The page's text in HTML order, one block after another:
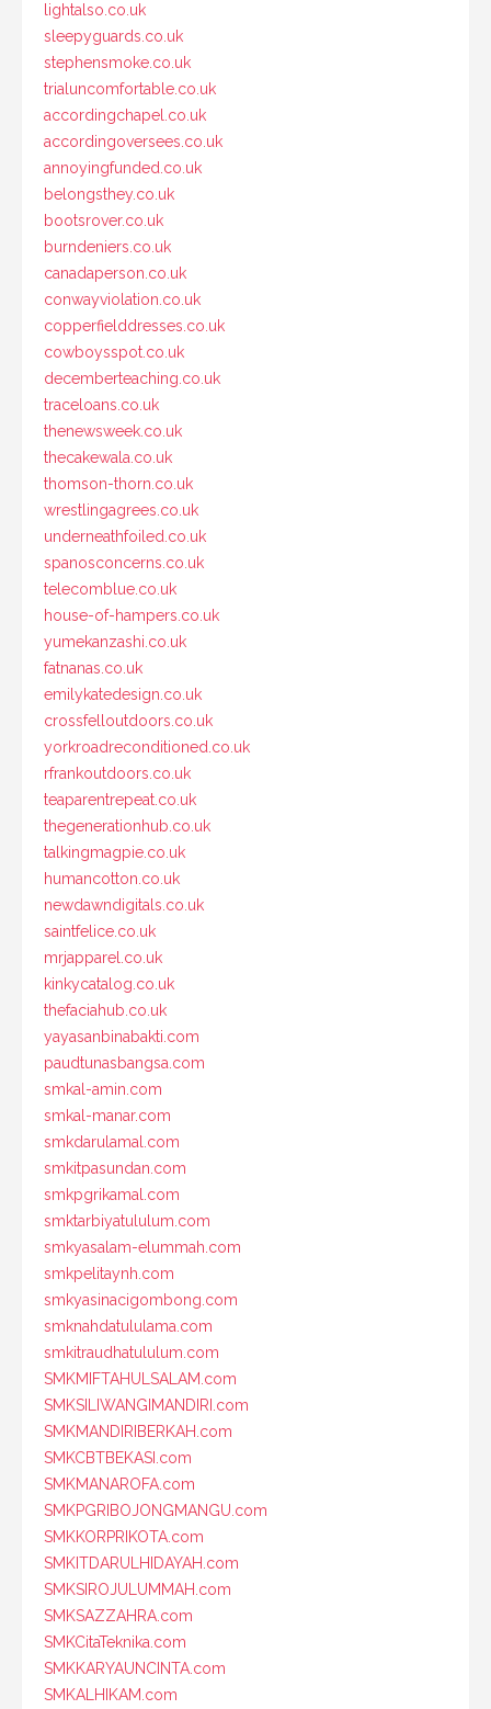
lightalso.co.uk
sleepyguards.co.uk
stephensmoke.co.uk
trialuncomfortable.co.uk
accordingchapel.co.uk
accordingoversees.co.uk
annoyingfunded.co.uk
belongsthey.co.uk
bootsrover.co.uk
burndeniers.co.uk
canadaperson.co.uk
conwayviolation.co.uk
copperfielddresses.co.uk
cowboysspot.co.uk
decemberteaching.co.uk
traceloans.co.uk
thenewsweek.co.uk
thecakewala.co.uk
thomson-thorn.co.uk
wrestlingagrees.co.uk
underneathfoiled.co.uk
spanosconcerns.co.uk
telecomblue.co.uk
house-of-hampers.co.uk
yumekanzashi.co.uk
fatnanas.co.uk
emilykatedesign.co.uk
crossfelloutdoors.co.uk
yorkroadreconditioned.co.uk
rfrankoutdoors.co.uk
teaparentrepeat.co.uk
thegenerationhub.co.uk
talkingmagpie.co.uk
humancotton.co.uk
newdawndigitals.co.uk
saintfelice.co.uk
mrjapparel.co.uk
kinkycatalog.co.uk
thefaciahub.co.uk
yayasanbinabakti.com
paudtunasbangsa.com
smkal-amin.com
smkal-manar.com
smkdarulamal.com
smkitpasundan.com
smkpgrikamal.com
smktarbiyatululum.com
smkyasalam-elummah.com
smkpelitaynh.com
smkyasinacigombong.com
smknahdatululama.com
smkitraudhatululum.com
SMKMIFTAHULSALAM.com
SMKSILIWANGIMANDIRI.com
SMKMANDIRIBERKAH.com
SMKCBTBEKASI.com
SMKMANAROFA.com
SMKPGRIBOJONGMANGU.com
SMKKORPRIKOTA.com
SMKITDARULHIDAYAH.com
SMKSIROJULUMMAH.com
SMKSAZZAHRA.com
SMKCitaTeknika.com
SMKKARYAUNCINTA.com
SMKALHIKAM.com